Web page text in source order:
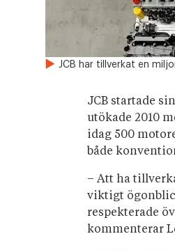
JCB har tillverkat en
JCB startade
utökade 2010
idag 500
både
– Att ha
viktigt
respekterade
kommenterar